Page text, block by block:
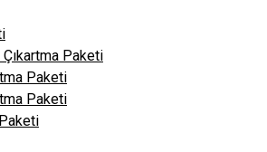
Paketi
Paketi
Paketi